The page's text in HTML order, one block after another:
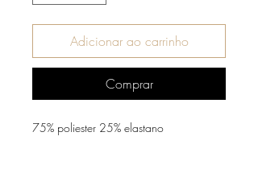
Adicionar ao carrinho
Comprar
75% poliester 25% elastano